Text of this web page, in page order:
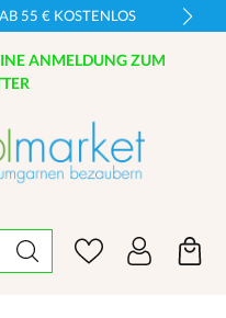
55 € KOSTENLOS
ANMELDUNG ZUM